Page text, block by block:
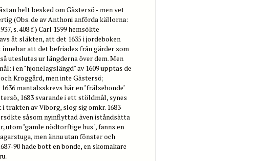
helt besked om Gästersö - men vet
(Obs. de av Anthoni anförda källorna:
s. 408 f.) Carl 1599 hemsökte
åt släkten, att det 1635 i jordeboken
att det befriades från gärder som
uteslutes ur längderna över dem. Men
i en "hjonelagslängd" av 1609 upptas de
Kroggård, men inte Gästersö;
mantalsskrevs här en "frälsebonde"
1683 svarande i ett stöldmål, synes
trakten av Viborg, slog sig omkr. 1683
såsom nyinflyttad även iståndsätta
utom "gamle nödtorftige hus", fanns en
men ännu utan fönster och
90 hade bott en bonde, en skomakare